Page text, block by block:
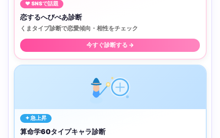
♥ SNSで話題
恋するへびべあ診断
くまタイプ診断で恋愛傾向・相性をチェック
今すぐ診断する →
✦ 急上昇
算命学60タイプキャラ診断